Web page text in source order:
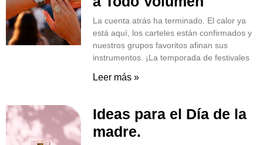
La cuenta atrás ha terminado. El calor ya
está aquí, los carteles están confirmados y
nuestros grupos favoritos afinan sus
instrumentos. ¡La temporada de festivales
Leer más »
Ideas para el Día de la
madre.